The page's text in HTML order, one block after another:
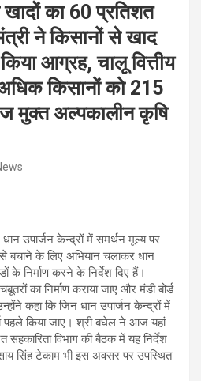
खादों का 60 प्रतिशत
ने किसानों से खाद
आग्रह, चालू वित्तीय
किसानों को 215
मुक्त अल्पकालीन कृषि
उपार्जन केन्द्रों में समर्थन मूल्य पर
बचाने के लिए अभियान चलाकर धान
के निर्माण करने के निर्देश दिए हैं।
का निर्माण कराया जाए और मंडी बोर्ड
कहा कि जिन धान उपार्जन केन्द्रों में
पहले किया जाए। श्री बघेल ने आज यहां
सहकारिता विभाग की बैठक में यह निर्देश
सिंह टेकाम भी इस अवसर पर उपस्थित